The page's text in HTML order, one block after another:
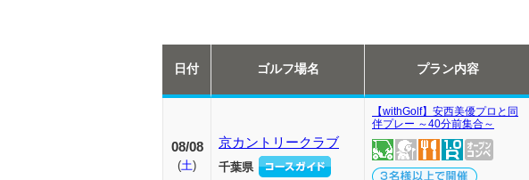
日付 ゴルフ場名 プラン内容
08/08
(土)
京カントリークラブ
千葉県
【withGolf】安西美優プロと同
伴プレー ～40分前集合～